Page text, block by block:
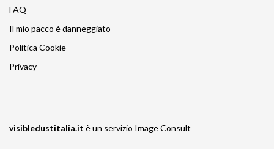
FAQ
Il mio pacco è danneggiato
Politica Cookie
Privacy
visibledustitalia.it è un servizio Image Consult